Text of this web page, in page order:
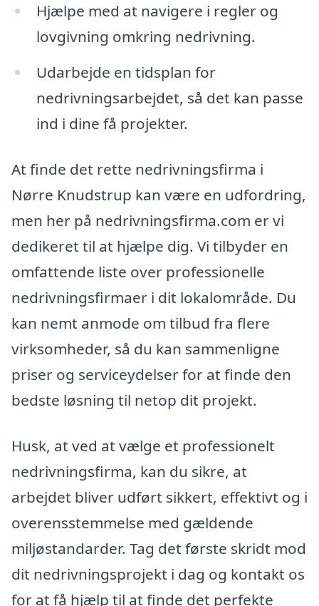
Hjælpe med at navigere i regler og
lovgivning omkring nedrivning.
Udarbejde en tidsplan for
nedrivningsarbejdet, så det kan passe
ind i dine få projekter.
At finde det rette nedrivningsfirma i
Nørre Knudstrup kan være en udfordring,
men her på nedrivningsfirma.com er vi
dedikeret til at hjælpe dig. Vi tilbyder en
omfattende liste over professionelle
nedrivningsfirmaer i dit lokalområde. Du
kan nemt anmode om tilbud fra flere
virksomheder, så du kan sammenligne
priser og serviceydelser for at finde den
bedste løsning til netop dit projekt.
Husk, at ved at vælge et professionelt
nedrivningsfirma, kan du sikre, at
arbejdet bliver udført sikkert, effektivt og i
overensstemmelse med gældende
miljøstandarder. Tag det første skridt mod
dit nedrivningsprojekt i dag og kontakt os
for at få hjælp til at finde det perfekte